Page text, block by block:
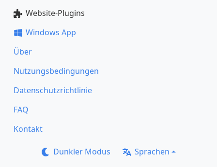
Website-Plugins
Windows App
Über
Nutzungsbedingungen
Datenschutzrichtlinie
FAQ
Kontakt
Dunkler Modus Sprachen